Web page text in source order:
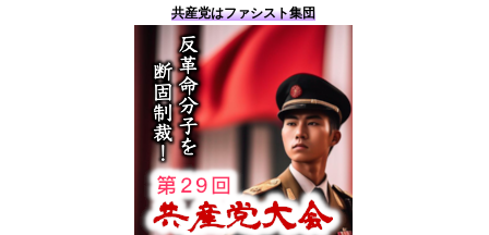
共産党はファシスト集団